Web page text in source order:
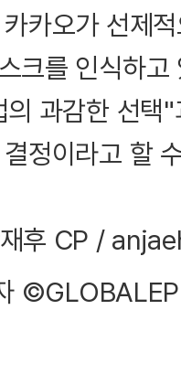
카오가 선제
크를 인식하
의 과감한 선택
정이라고 할
재후 CP /